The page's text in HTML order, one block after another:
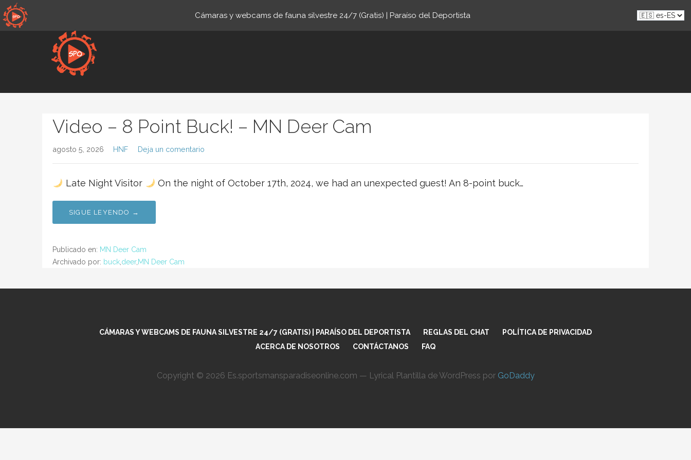
Saltar
al
contenido
Video – 8 Point Buck! – MN Deer Cam
agosto 5, 2026 HNF Deja un comentario
Late Night Visitor On the night of October 17th, 2024, we had an unexpected guest! An 8-point buck…
SIGUE LEYENDO →
Publicado en: MN Deer Cam
Archivado por: buck deer, MN Deer Cam
CÁMARAS Y WEBCAMS DE FAUNA SILVESTRE 24/7 (GRATIS) | PARAÍSO DEL DEPORTISTA REGLAS DEL CHAT
POLÍTICA DE PRIVACIDAD
ACERCA DE NOSOTROS
CONTÁCTANOS FAQ
Copyright © 2026 Es.sportsmansparadiseonline.com — Lyrical Plantilla de WordPress por GoDaddy
Cámaras y webcams de fauna silvestre 24/7 (Gratis) | Paraíso del Deportista